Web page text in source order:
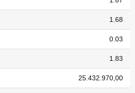
1.68
0.03
1.83
25.432.970,00